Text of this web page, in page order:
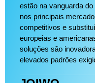
estão na vanguarda
nos principais
competitivos e
europeias e
soluções são
elevados padrões